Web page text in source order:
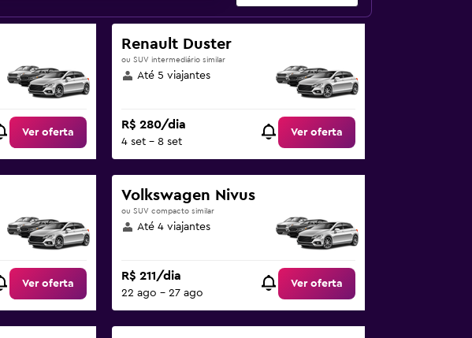
Ver oferta
Renault Duster
ou SUV intermediário similar
Até 5 viajantes
R$ 280/dia
4 set - 8 set
Ver oferta
Ver oferta
Volkswagen Nivus
ou SUV compacto similar
Até 4 viajantes
R$ 211/dia
22 ago - 27 ago
Ver oferta